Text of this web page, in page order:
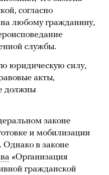
согласно
любому гражданину,
службы.
юридическую силу,
акты,
должны
законе
и мобилизации
Однако в законе
«Организация
гражданской